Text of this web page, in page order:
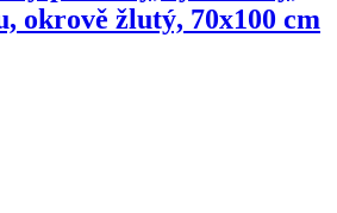
okrově žlutý, 70x100 cm